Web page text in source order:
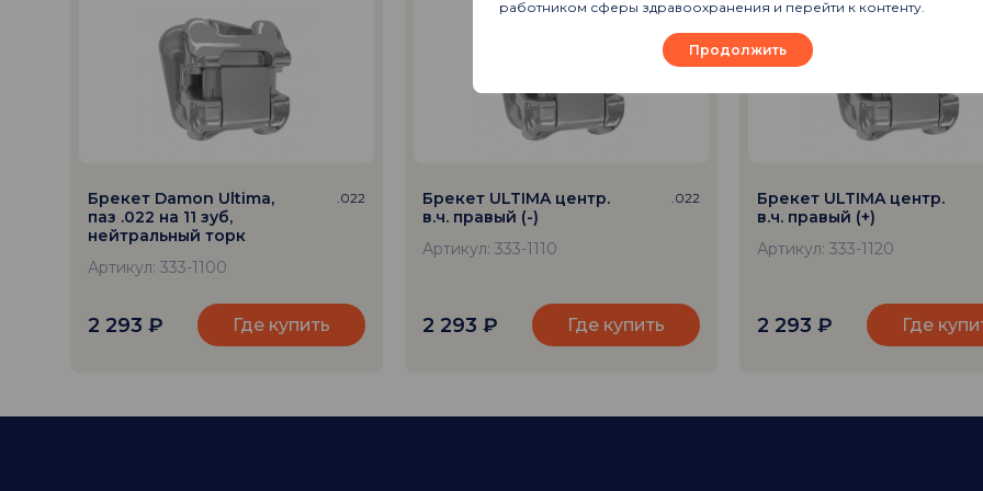
Брекет Damon Ultima,
паз .022 на 11 зуб,
нейтральный торк
.022
Артикул: 333-1100
2 293 ₽ Где купить
Брекет ULTIMA центр.
в.ч. правый (-)
.022
Артикул: 333-1110
2 293 ₽ Где купить
Брекет ULTIMA центр.
в.ч. правый (+)
Артикул: 333-1120
2 293 ₽ Где
работником сферы здравоохранения и перейти к контенту.
Продолжить